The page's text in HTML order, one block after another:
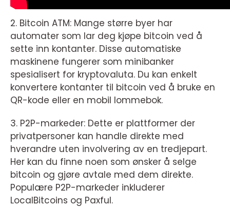
2. Bitcoin ATM: Mange større byer har
automater som lar deg kjøpe bitcoin ved å
sette inn kontanter. Disse automatiske
maskinene fungerer som minibanker
spesialisert for kryptovaluta. Du kan enkelt
konvertere kontanter til bitcoin ved å bruke en
QR-kode eller en mobil lommebok.
3. P2P-markeder: Dette er plattformer der
privatpersoner kan handle direkte med
hverandre uten involvering av en tredjepart.
Her kan du finne noen som ønsker å selge
bitcoin og gjøre avtale med dem direkte.
Populære P2P-markeder inkluderer
LocalBitcoins og Paxful.